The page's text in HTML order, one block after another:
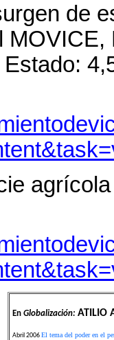
de
En Globalización: ATILIO
Abril 2006El tema del poder en el